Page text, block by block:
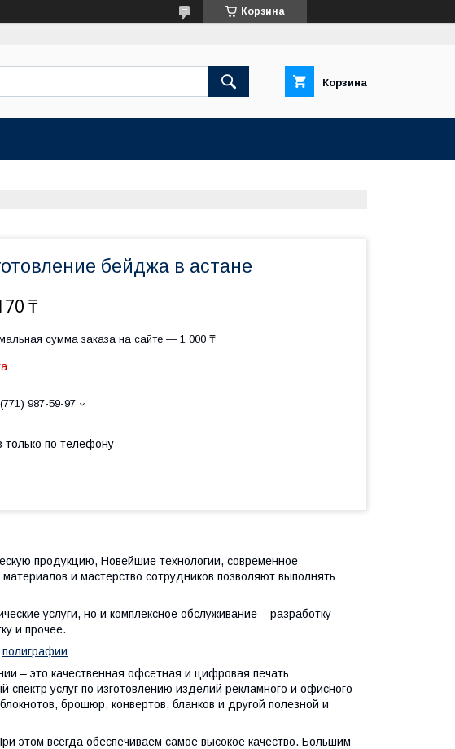
Корзина
Корзина
бейджа в астане
₸
сумма заказа на сайте — 1 000 ₸
987-59-97
только по телефону
продукцию, Новейшие технологии, современное
и мастерство сотрудников позволяют выполнять
услуги, но и комплексное обслуживание – разработку
и прочее.
полиграфии
– это качественная офсетная и цифровая печать
услуг по изготовлению изделий рекламного и офисного
брошюр, конвертов, бланков и другой полезной и
этом всегда обеспечиваем самое высокое качество. Большим